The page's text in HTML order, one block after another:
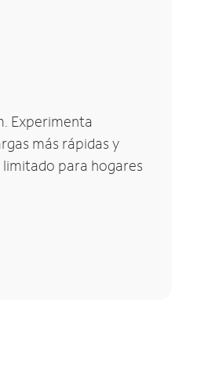
Experimenta
más rápidas y
para hogares